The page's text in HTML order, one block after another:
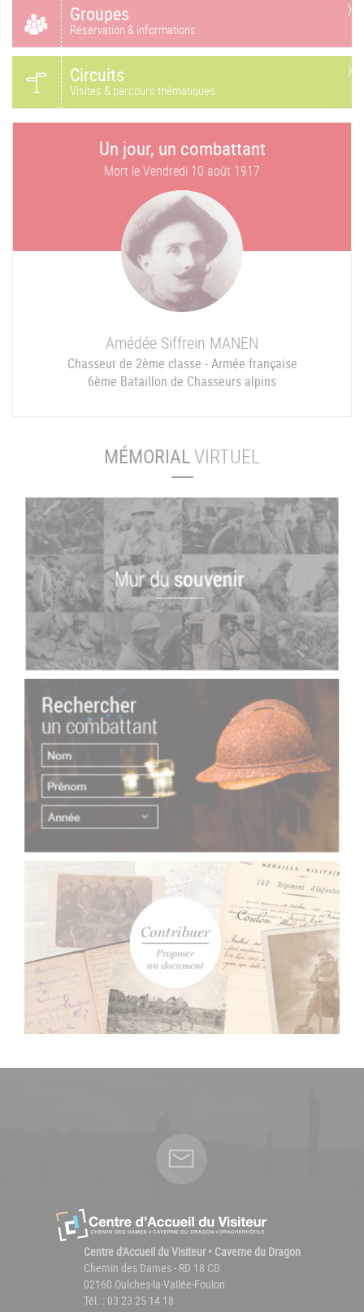
Groupes
Réservation & informations
Circuits
Visites & parcours thématiques
Un jour, un combattant
Mort leVendredi 10 août 1917
Amédée Siffrein MANEN
Chasseur de 2ème classe - Armée française
6ème Bataillon de Chasseurs alpins
MÉMORIALVIRTUEL
Centre d'Accueil du Visiteur • Caverne du Dragon
Chemin des Dames - RD 18 CD
02160 Oulches-la-Vallée-Foulon
Tél. : 03 23 25 14 18